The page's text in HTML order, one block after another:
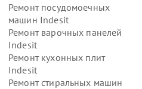
Ремонт посудомоечных
машин Indesit
Ремонт варочных панелей
Indesit
Ремонт кухонных плит
Indesit
Ремонт стиральных машин